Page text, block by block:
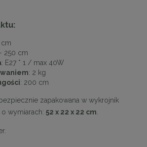
cm
250 cm
: E27 * 1 / max 40W
: 2 kg
: 200 cm
bezpiecznie zapakowana w wykrojnik
wymiarach: 52 x 22 x 22 cm